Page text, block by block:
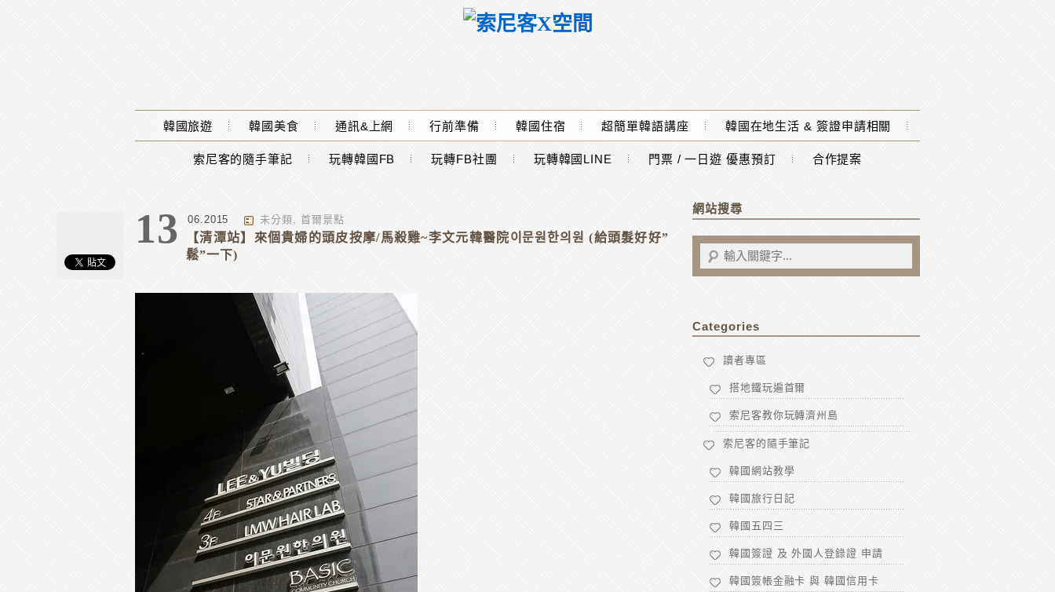
Main Menu
韓國旅遊 韓國美食 通訊&上網 行前準備 韓國住宿 超簡單韓語講座 韓國在地生活 & 簽證申請相關
索尼客的隨手筆記 玩轉韓國FB 玩轉FB社團 玩轉韓國LINE 門票 / 一日遊 優惠預訂 合作提案
13 06.2015 未分類, 首爾景點
【清潭站】來個貴婦的頭皮按摩/馬殺雞~李文元韓醫院이문원한의원 (給頭髮好好”
鬆”一下)
網站搜尋
Categories
讀者專區
搭地鐵玩遍首爾
索尼客教你玩轉濟州島
索尼客的隨手筆記
韓國網站教學
韓國旅行日記
韓國五四三
韓國簽證 及 外國人登錄證 申請
韓國簽帳金融卡 與 韓國信用卡